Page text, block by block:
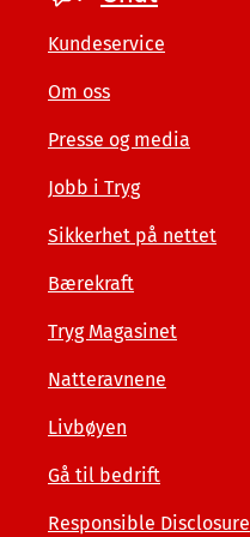
private
Kundeservice
Om oss
Presse og media
Jobb i Tryg
Sikkerhet på nettet
Bærekraft
Tryg Magasinet
Natteravnene
Livbøyen
Gå til bedrift
Responsible Disclosure